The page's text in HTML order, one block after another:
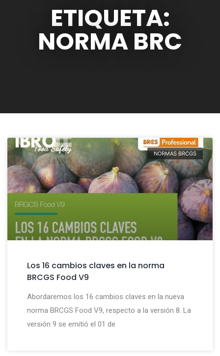
ETIQUETA:
NORMA BRC
NORMAS BRCGS
Los 16 cambios claves en la norma
BRCGS Food V9
Abordaremos los 16 cambios claves en la nueva
norma BRCGS Food V9, respecto a la versión 8. La
versión 9 se emitió el 01 de